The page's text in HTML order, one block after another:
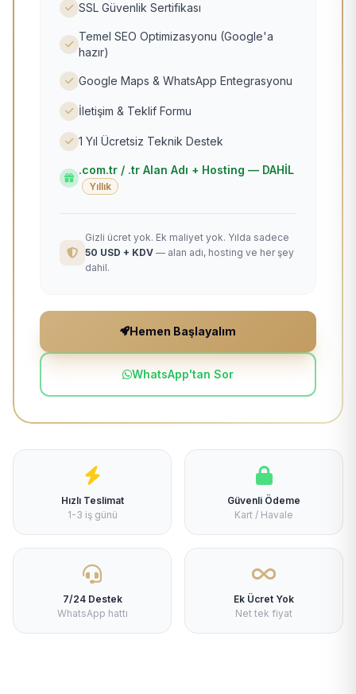
SSL Güvenlik Sertifikası
Temel SEO Optimizasyonu (Google'a
hazır)
Google Maps & WhatsApp Entegrasyonu
İletişim & Teklif Formu
1 Yıl Ücretsiz Teknik Destek
.com.tr / .tr Alan Adı + Hosting — DAHİL
Yıllık
Gizli ücret yok. Ek maliyet yok. Yılda sadece
50 USD + KDV — alan adı, hosting ve her şey
dahil.
Hemen Başlayalım
WhatsApp'tan Sor
Hızlı Teslimat
1-3 iş günü
Güvenli Ödeme
Kart / Havale
7/24 Destek
WhatsApp hattı
Ek Ücret Yok
Net tek fiyat